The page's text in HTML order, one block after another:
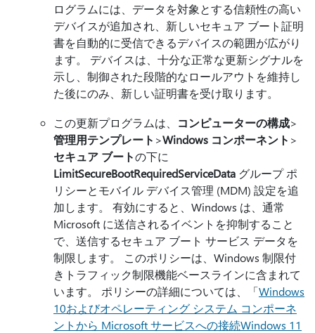
ログラムには、データを対象とする信頼性の高い
デバイスが追加され、新しいセキュア ブート証明
書を自動的に受信できるデバイスの範囲が広がり
ます。 デバイスは、十分な正常な更新シグナルを
示し、制御された段階的なロールアウトを維持し
た後にのみ、新しい証明書を受け取ります。
この更新プログラムは、 コンピューターの構成>
管理用テンプレート >Windows コンポーネント >
セキュア ブートの下に
LimitSecureBootRequiredServiceData グループ ポ
リシーとモバイル デバイス管理 (MDM) 設定を追
加します。 有効にすると、Windows は、通常
Microsoft に送信されるイベントを抑制すること
で、送信するセキュア ブート サービス データを
制限します。 このポリシーは、Windows 制限付
きトラフィック制限機能ベースラインに含まれて
います。 ポリシーの詳細については、「Windows
10およびオペレーティング システム コンポーネ
ントから Microsoft サービスへの接続Windows 11